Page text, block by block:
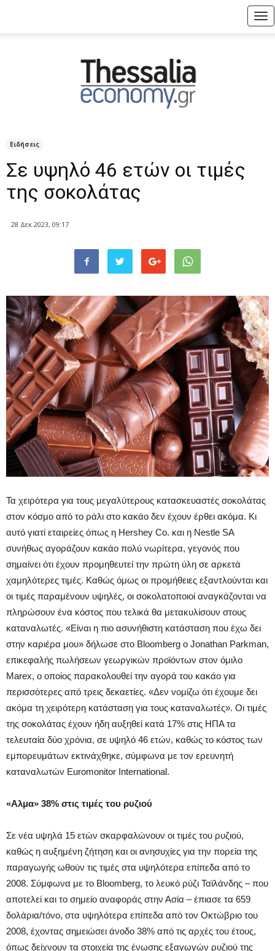
Ειδήσεις
Σε υψηλό 46 ετών οι τιμές
της σοκολάτας
28 Δεκ 2023, 09:17
Τα χειρότερα για τους μεγαλύτερους κατασκευαστές σοκολάτας
στον κόσμο από το ράλι στο κακάο δεν έχουν έρθει ακόμα. Κι
αυτό γιατί εταιρείες όπως η Hershey Co. και η Nestle SA
συνήθως αγοράζουν κακάο πολύ νωρίτερα, γεγονός που
σημαίνει ότι έχουν προμηθευτεί την πρώτη ύλη σε αρκετά
χαμηλότερες τιμές. Καθώς όμως οι προμήθειες εξαντλούνται και
οι τιμές παραμένουν υψηλές, οι σοκολατοποιοί αναγκάζονται να
πληρώσουν ένα κόστος που τελικά θα μετακυλίσουν στους
καταναλωτές. «Είναι η πιο ασυνήθιστη κατάσταση που έχω δει
στην καριέρα μου» δήλωσε στο Bloomberg ο Jonathan Parkman,
επικεφαλής πωλήσεων γεωργικών προϊόντων στον όμιλο
Marex, ο οποίος παρακολουθεί την αγορά του κακάο για
περισσότερες από τρεις δεκαετίες. «Δεν νομίζω ότι έχουμε δει
ακόμα τη χειρότερη κατάσταση για τους καταναλωτές». Οι τιμές
της σοκολάτας έχουν ήδη αυξηθεί κατά 17% στις ΗΠΑ τα
τελευταία δύο χρόνια, σε υψηλό 46 ετών, καθώς το κόστος των
εμπορευμάτων εκτινάχθηκε, σύμφωνα με τον ερευνητή
καταναλωτών Euromonitor International.
«Αλμα» 38% στις τιμές του ρυζιού
Σε νέα υψηλά 15 ετών σκαρφαλώνουν οι τιμές του ρυζιού,
καθώς η αυξημένη ζήτηση και οι ανησυχίες για την πορεία της
παραγωγής ωθούν τις τιμές στα υψηλότερα επίπεδα από το
2008. Σύμφωνα με το Bloomberg, το λευκό ρύζι Ταϊλάνδης – που
αποτελεί και το σημείο αναφοράς στην Ασία – έπιασε τα 659
δολάρια/τόνο, στα υψηλότερα επίπεδα από τον Οκτώβριο του
2008, έχοντας σημειώσει άνοδο 38% από τις αρχές του έτους,
όπως δείχνουν τα στοιχεία της ένωσης εξαγωγών ρυζιού της